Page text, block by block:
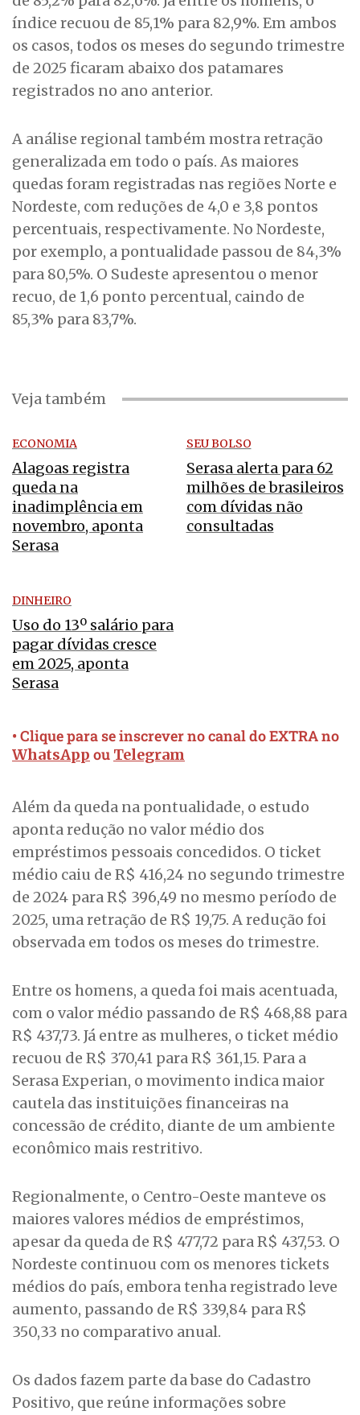
índice recuou de 85,1% para 82,9%. Em ambos
os casos, todos os meses do segundo trimestre
de 2025 ficaram abaixo dos patamares
registrados no ano anterior.
A análise regional também mostra retração
generalizada em todo o país. As maiores
quedas foram registradas nas regiões Norte e
Nordeste, com reduções de 4,0 e 3,8 pontos
percentuais, respectivamente. No Nordeste,
por exemplo, a pontualidade passou de 84,3%
para 80,5%. O Sudeste apresentou o menor
recuo, de 1,6 ponto percentual, caindo de
85,3% para 83,7%.
Veja também
ECONOMIA
Alagoas registra
queda na
inadimplência em
novembro, aponta
Serasa
SEU BOLSO
Serasa alerta para 62
milhões de brasileiros
com dívidas não
consultadas
DINHEIRO
Uso do 13º salário para
pagar dívidas cresce
em 2025, aponta
Serasa
• Clique para se inscrever no canal do EXTRA no
WhatsApp ou Telegram
Além da queda na pontualidade, o estudo
aponta redução no valor médio dos
empréstimos pessoais concedidos. O ticket
médio caiu de R$ 416,24 no segundo trimestre
de 2024 para R$ 396,49 no mesmo período de
2025, uma retração de R$ 19,75. A redução foi
observada em todos os meses do trimestre.
Entre os homens, a queda foi mais acentuada,
com o valor médio passando de R$ 468,88 para
R$ 437,73. Já entre as mulheres, o ticket médio
recuou de R$ 370,41 para R$ 361,15. Para a
Serasa Experian, o movimento indica maior
cautela das instituições financeiras na
concessão de crédito, diante de um ambiente
econômico mais restritivo.
Regionalmente, o Centro-Oeste manteve os
maiores valores médios de empréstimos,
apesar da queda de R$ 477,72 para R$ 437,53. O
Nordeste continuou com os menores tickets
médios do país, embora tenha registrado leve
aumento, passando de R$ 339,84 para R$
350,33 no comparativo anual.
Os dados fazem parte da base do Cadastro
Positivo, que reúne informações sobre